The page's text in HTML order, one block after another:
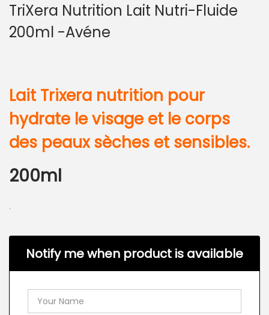
TriXera Nutrition Lait Nutri-Fluide
200ml -Avéne
Lait Trixera nutrition pour
hydrate le visage et le corps
des peaux sèches et sensibles.
200ml
.
Notify me when product is available